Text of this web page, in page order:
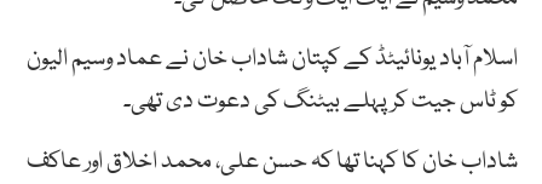
اسلام آباد یونائیٹڈ کے کپتان شاداب خان نے عماد وسیم الیون
کو ٹاس جیت کر پہلے بیٹنگ کی دعوت دی تھی۔
شاداب خان کا کہنا تھا کہ حسن علی، محمد اخلاق اور عاکف